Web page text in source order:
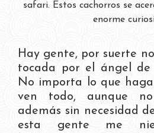
safari. Estos cachorros se
enorme
Hay gente, por suerte
tocada por el ángel de
No importa lo que
ven todo, aunque
además sin necesidad
esta gente me